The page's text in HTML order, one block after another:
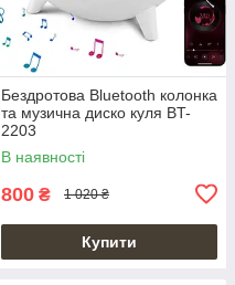
Бездротова Bluetooth колонка
та музична диско куля BT-
2203
В наявності
800 ₴ 1 020 ₴
Купити